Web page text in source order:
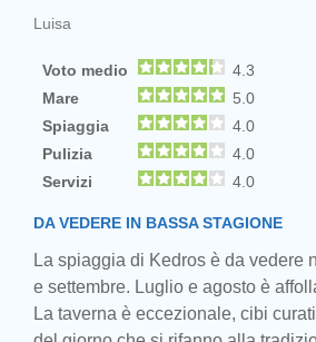
Luisa
Voto medio
4.3
Mare
5.0
Spiaggia
4.0
Pulizia
4.0
Servizi
4.0
DA VEDERE IN BASSA STAGIONE
La spiaggia di Kedros è da vedere
e settembre. Luglio e agosto è
La taverna è eccezionale, cibi